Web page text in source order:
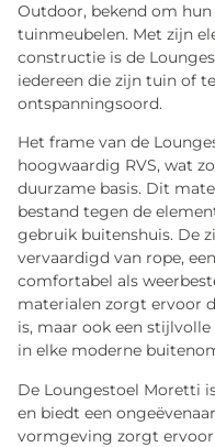
Outdoor, bekend om
tuinmeubelen. Met zijn
constructie is de
iedereen die zijn tuin of
ontspanningsoord.
Het frame van de
hoogwaardig RVS, wat
duurzame basis. Dit
bestand tegen de
gebruik buitenshuis. De
vervaardigd van rope,
comfortabel als
materialen zorgt ervoor
is, maar ook een
in elke moderne
De Loungestoel Moretti
en biedt een
vormgeving zorgt